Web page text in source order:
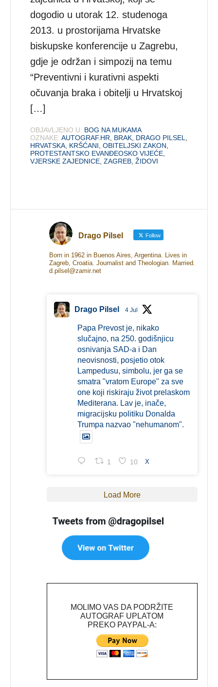
dogodio u utorak 12. studenoga
2013. u prostorijama Hrvatske
biskupske konferencije u Zagrebu,
gdje je održan i simpozij na temu
“Preventivni i kurativni aspekti
očuvanja braka i obitelji u Hrvatskoj
[…]
OBJAVLJENO U: BOG NA MUKAMA
OZNAKE: AUTOGRAF.HR BRAK DRAGO PILSEL
HRVATSKA KRŠĆANI ,OBITELJSKI ZAKON
PROTESTANTSKO EVANĐEOSKO VIJEĆE
VJERSKE ZAJEDNICE ,ZAGREB ,ŽIDOVI
Drago Pilsel Follow
Born in 1962 in Buenos Aires, Argentina. Lives in
Zagreb, Croatia. Journalist and Theologian. Married.
d.pilsel@zamir.net
Drago Pilsel 4 Jul
Papa Prevost je, nikako
slučajno, na 250. godišnjicu
osnivanja SAD-a i Dan
neovisnosti, posjetio otok
Lampedusu, simbolu, jer ga se
smatra "vratom Europe" za sve
one koji riskiraju život prelaskom
Mediterana. Lav je, inače,
migracijsku politiku Donalda
Trumpa nazvao "nehumanom".
1 10 X
Load More
MOLIMO VAS DA PODRŽITE
AUTOGRAF UPLATOM
PREKO PAYPAL-A: